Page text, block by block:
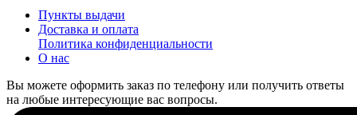
Пункты выдачи
Доставка и оплата
Политика конфиденциальности
О нас
Вы можете оформить заказ по телефону или получить ответы
на любые интересующие вас вопросы.